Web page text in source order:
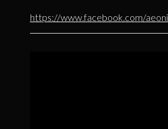
https://www.facebook.com/